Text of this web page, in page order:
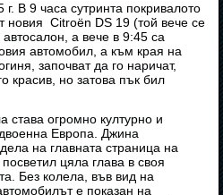
В 9 часа сутринта покривалото
новия Citroën DS 19 (той вече се
а вече в 9:45 са
автомобил, а към края на
започват да го наричат,
красив, но затова пък бил
става огромно културно и
Европа. Джина
на главната страница на
цяла глава в своя
Без колела, във вид на
е показан на